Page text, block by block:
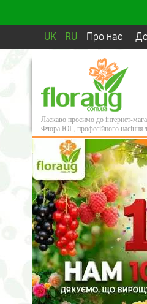
UK RU Про нас
Ласкаво просимо до інтернет-
Флора ЮГ, професійного насіння